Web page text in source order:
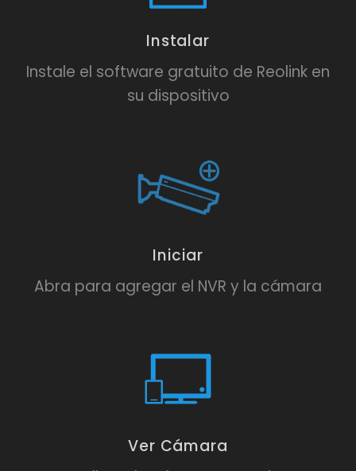
Instalar
Instale el software gratuito de Reolink en
su dispositivo
Iniciar
Abra para agregar el NVR y la cámara
Ver Cámara